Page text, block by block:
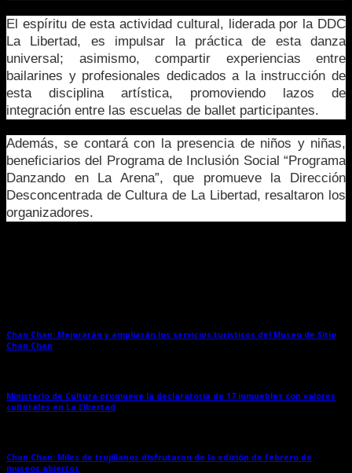
El espíritu de esta actividad cultural, liderada por la DDC
La Libertad, es impulsar la práctica de esta danza
universal; asimismo, compartir experiencias entre
bailarines y profesionales dedicados a la instrucción de
esta disciplina artística, promoviendo lazos de
integración entre las escuelas de ballet participantes.
Además, se contará con la presencia de niños y niñas,
beneficiarios del Programa de Inclusión Social “Programa
Danzando en La Arena”, que promueve la Dirección
Desconcentrada de Cultura de La Libertad, resaltaron los
organizadores.
Chan Chan: Mejorarán y ampliarán los servicios turísticos del Museo de Sitio
Chan Chan
Ministerio de Cultura promueve la declaratoria de 17 inmuebles con valores
culturales en La Libertad
Chan Chan: Miles de trujillanos disfrutaron de la edición de febrero de
museos abiertos